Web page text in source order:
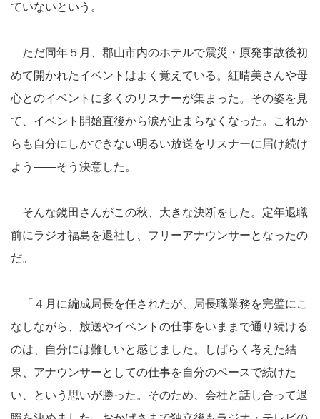
ていないという。
ただ同年５月、郡山市内のホテルで震災・原発事故後初
めて開かれたイベントはよく覚えている。紅晴美さんや母
心とのイベントに多くのリスナーが集まった。その姿を見
て、イベント開始直後から涙が止まらなくなった。これか
らも自分にしかできない明るい放送をリスナーに届け続け
よう――そう決意した。
そんな鏡田さんがこの秋、大きな決断をした。定年退職
前にラジオ福島を退社し、フリーアナウンサーとなったの
だ。
「４月に編成局長を任されたが、局長職業務を完璧にこ
なしながら、放送やイベントの仕事をいままで通り続ける
のは、自分には難しいと感じました。しばらく考えた結
果、アナウンサーとしての仕事を自分のペースで続けた
い、という思いが勝った。そのため、会社と話し合って退